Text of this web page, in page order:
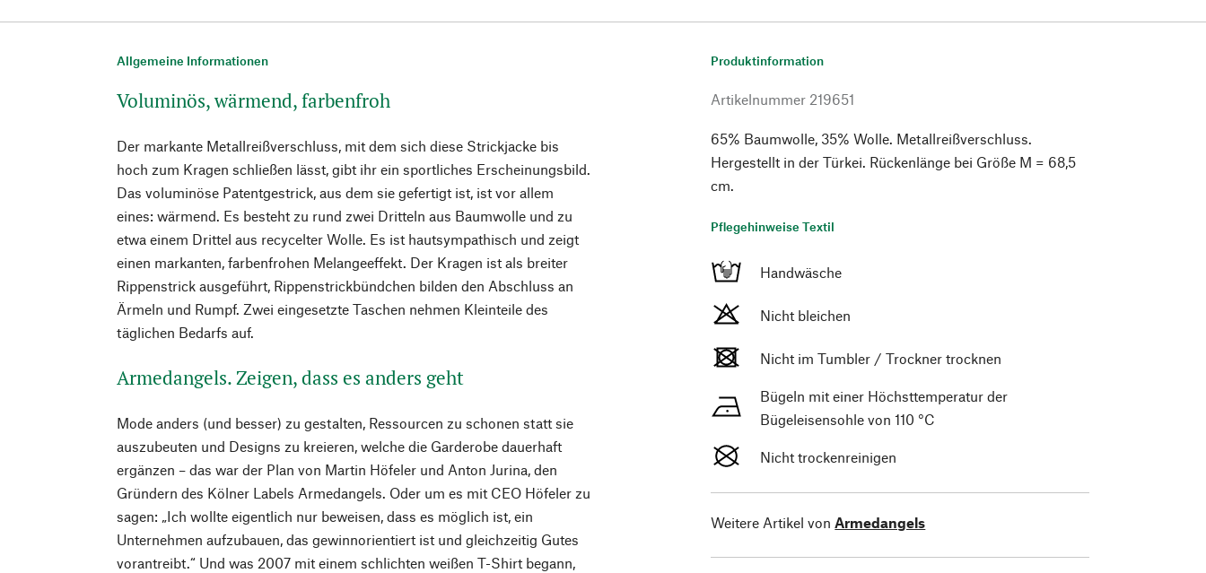
Allgemeine Informationen
Voluminös, wärmend, farbenfroh
Der markante Metallreißverschluss, mit dem sich diese Strickjacke bis
hoch zum Kragen schließen lässt, gibt ihr ein sportliches Erscheinungsbild.
Das voluminöse Patentgestrick, aus dem sie gefertigt ist, ist vor allem
eines: wärmend. Es besteht zu rund zwei Dritteln aus Baumwolle und zu
etwa einem Drittel aus recycelter Wolle. Es ist hautsympathisch und zeigt
einen markanten, farbenfrohen Melangeeffekt. Der Kragen ist als breiter
Rippenstrick ausgeführt, Rippenstrickbündchen bilden den Abschluss an
Ärmeln und Rumpf. Zwei eingesetzte Taschen nehmen Kleinteile des
täglichen Bedarfs auf.
Armedangels. Zeigen, dass es anders geht
Mode anders (und besser) zu gestalten, Ressourcen zu schonen statt sie
auszubeuten und Designs zu kreieren, welche die Garderobe dauerhaft
ergänzen – das war der Plan von Martin Höfeler und Anton Jurina, den
Gründern des Kölner Labels Armedangels. Oder um es mit CEO Höfeler zu
sagen: „Ich wollte eigentlich nur beweisen, dass es möglich ist, ein
Unternehmen aufzubauen, das gewinnorientiert ist und gleichzeitig Gutes
vorantreibt.“ Und was 2007 mit einem schlichten weißen T-Shirt begann,
Produktinformation
Artikelnummer 219651
65% Baumwolle, 35% Wolle. Metallreißverschluss.
Hergestellt in der Türkei. Rückenlänge bei Größe M = 68,5
cm.
Pflegehinweise Textil
Handwäsche
Nicht bleichen
Nicht im Tumbler / Trockner trocknen
Bügeln mit einer Höchsttemperatur der
Bügeleisensohle von 110 °C
Nicht trockenreinigen
Weitere Artikel von Armedangels